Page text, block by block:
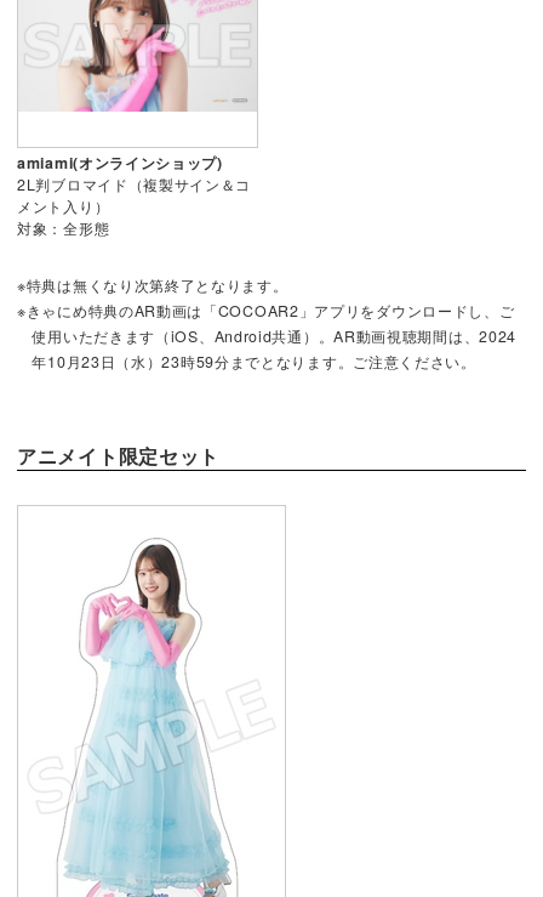
amiami(オンラインショップ)
2L判ブロマイド（複製サイン＆コ
メント入り）
対象：全形態
※特典は無くなり次第終了となります。
※きゃにめ特典のAR動画は「COCOAR2」アプリをダウンロードし、ご
使用いただきます（iOS、Android共通）。AR動画視聴期間は、2024
年10月23日（水）23時59分までとなります。ご注意ください。
アニメイト限定セット